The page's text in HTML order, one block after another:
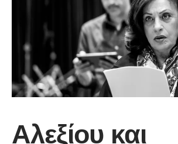
Αλεξίου και